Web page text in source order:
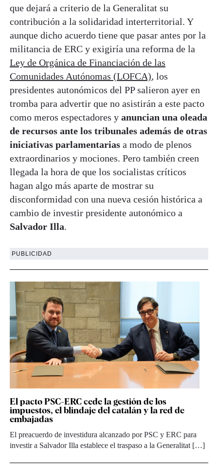
que dejará a criterio de la Generalitat su
contribución a la solidaridad interterritorial. Y
aunque dicho acuerdo tiene que pasar antes por la
militancia de ERC y exigiría una reforma de la
Ley de Orgánica de Financiación de las
Comunidades Autónomas (LOFCA), los
presidentes autonómicos del PP salieron ayer en
tromba para advertir que no asistirán a este pacto
como meros espectadores y anuncian una oleada
de recursos ante los tribunales además de otras
iniciativas parlamentarias a modo de plenos
extraordinarios y mociones. Pero también creen
llegada la hora de que los socialistas críticos
hagan algo más aparte de mostrar su
disconformidad con una nueva cesión histórica a
cambio de investir presidente autonómico a
Salvador Illa.
PUBLICIDAD
El pacto PSC-ERC cede la gestión de los
impuestos, el blindaje del catalán y la red de
embajadas
El preacuerdo de investidura alcanzado por PSC y ERC para
investir a Salvador Illa establece el traspaso a la Generalitat […]